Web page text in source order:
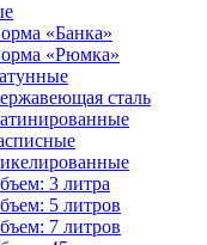
«Банка»
«Рюмка»
сталь
3 литра
5 литров
7 литров